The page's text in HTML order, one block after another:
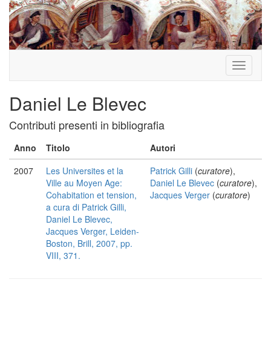
Toggle
Daniel Le Blevec
Contributi presenti in bibliografia
Anno Titolo
Autori
2007
Les Universites et la
Ville au Moyen Age:
Cohabitation et tension,
a cura di Patrick Gilli,
Daniel Le Blevec,
Jacques Verger, Leiden-
Boston, Brill, 2007, pp.
VIII, 371.
Patrick Gilli (curatore),
Daniel Le Blevec (curatore),
Jacques Verger (curatore)